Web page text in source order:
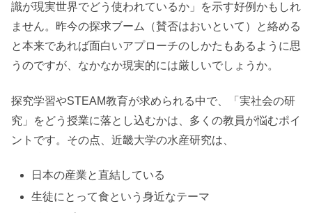
識が現実世界でどう使われているか」を示す好例かもしれ
ません。昨今の探求ブーム（賛否はおいといて）と絡める
と本来であれば面白いアプローチのしかたもあるように思
うのですが、なかなか現実的には厳しいでしょうか。
探究学習やSTEAM教育が求められる中で、「実社会の研
究」をどう授業に落とし込むかは、多くの教員が悩むポイ
ントです。その点、近畿大学の水産研究は、
日本の産業と直結している
生徒にとって食という身近なテーマ